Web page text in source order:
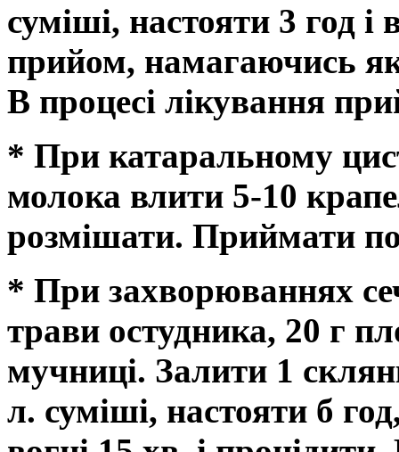
суміші, настояти 3 год і
прийом, намагаючись
В процесі лікування
* При катаральному
молока влити 5-10
розмішати. Приймати
* При захворюваннях
трави остудника, 20 г
мучниці. Залити 1
л. суміші, настояти б